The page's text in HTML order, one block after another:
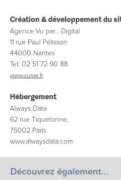
Création & développement du
Agence Vu par... Digital
11 rue Paul Pélisson
44000 Nantes
Tel: 02 51 72 90 88
www.vupar.fr
Hébergement
Always Data
62 rue Tiquetonne,
75002 Paris
www.alwaysdata.com
Découvrez également...